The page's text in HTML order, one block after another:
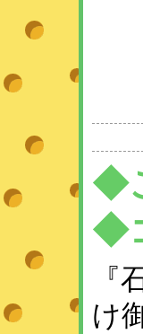
◆
◆
『
け